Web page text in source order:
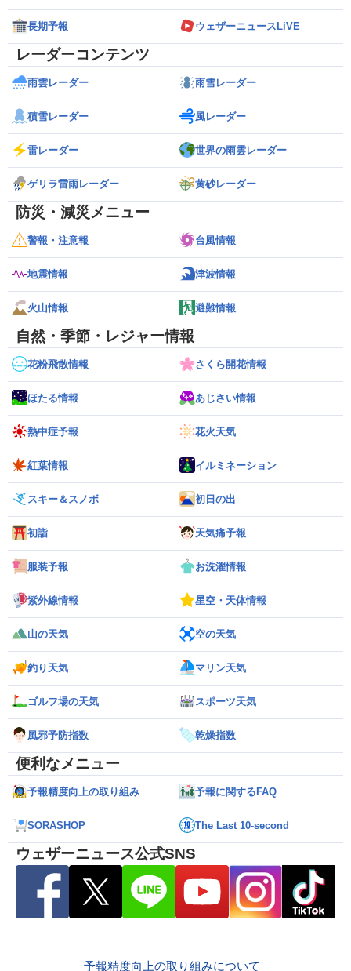
長期予報 ウェザーニュースLiVE
レーダーコンテンツ
雨雲レーダー 雨雪レーダー
積雪レーダー 風レーダー
雷レーダー 世界の雨雲レーダー
ゲリラ雷雨レーダー 黄砂レーダー
防災・減災メニュー
警報・注意報 台風情報
地震情報 津波情報
火山情報 避難情報
自然・季節・レジャー情報
花粉飛散情報 さくら開花情報
ほたる情報 あじさい情報
熱中症予報 花火天気
紅葉情報 イルミネーション
スキー＆スノボ 初日の出
初詣 天気痛予報
服装予報 お洗濯情報
紫外線情報 星空・天体情報
山の天気 空の天気
釣り天気 マリン天気
ゴルフ場の天気 スポーツ天気
風邪予防指数 乾燥指数
便利なメニュー
予報精度向上の取り組み 予報に関するFAQ
SORASHOP The Last 10-second
ウェザーニュース公式SNS
予報精度向上の取り組みについて